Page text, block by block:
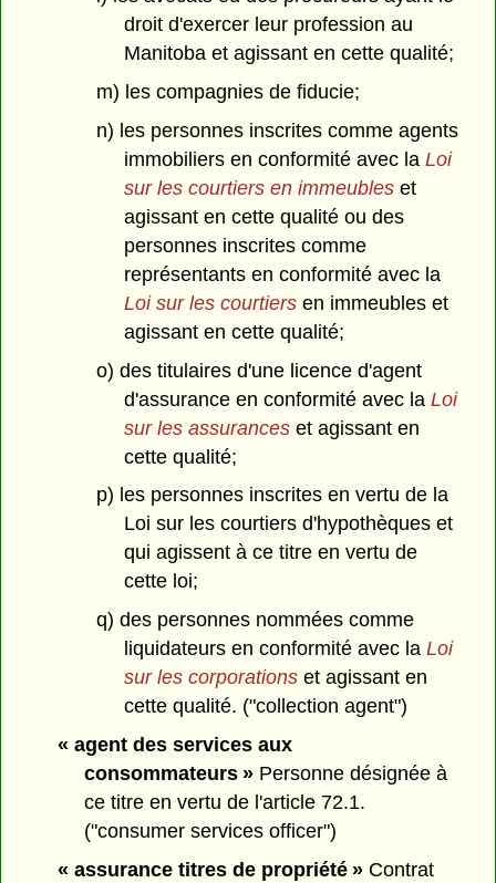
droit d'exercer leur profession au
Manitoba et agissant en cette qualité;
m) les compagnies de fiducie;
n) les personnes inscrites comme agents
immobiliers en conformité avec la Loi
sur les courtiers en immeubleset
agissant en cette qualité ou des
personnes inscrites comme
représentants en conformité avec la
Loi sur les courtiersen immeubles et
agissant en cette qualité;
o) des titulaires d'une licence d'agent
d'assurance en conformité avec la Loi
sur les assuranceset agissant en
cette qualité;
p) les personnes inscrites en vertu de la
Loi sur les courtiers d'hypothèques et
qui agissent à ce titre en vertu de
cette loi;
q) des personnes nommées comme
liquidateurs en conformité avec la Loi
sur les corporationset agissant en
cette qualité. ("collection agent")
« agent des services aux
consommateurs » Personne désignée à
ce titre en vertu de l'article 72.1.
("consumer services officer")
« assurance titres de propriété »Contrat